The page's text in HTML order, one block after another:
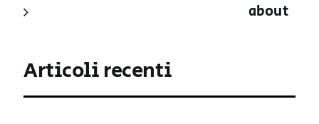
about
Articoli recenti